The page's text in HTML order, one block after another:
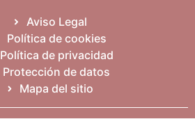
Aviso Legal
Política de cookies
Política de privacidad
Protección de datos
Mapa del sitio